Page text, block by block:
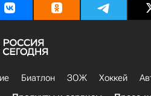
Биатлон ЗОЖ Хоккей